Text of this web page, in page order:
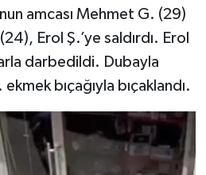
amcası Mehmet G. (29)
Erol Ş.’ye saldırdı. Erol
darbedildi. Dubayla
bıçağıyla bıçaklandı.